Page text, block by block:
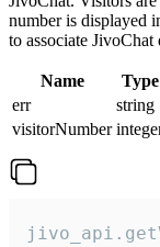
number is displayed
to associate
Name Type
err
string
visitorNumber